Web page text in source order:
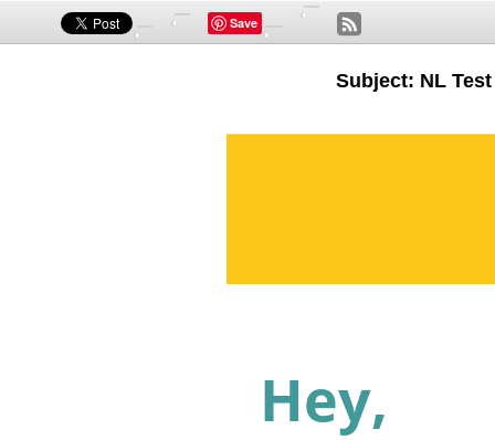
Save
Subject: NL
Hey,